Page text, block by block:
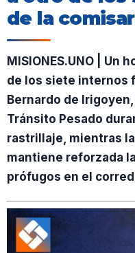
de la
MISIONES.UNO | Un
de los siete internos
Bernardo de
Tránsito Pesado
rastrillaje, mientras
mantiene reforzada
prófugos en el